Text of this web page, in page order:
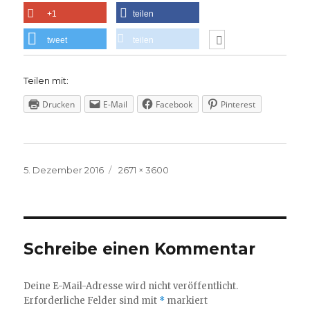
+1 teilen
tweet teilen
Teilen mit:
Drucken E-Mail Facebook Pinterest
Veröffentlicht
5. Dezember 2016
Volle
2671 × 3600
Schreibe einen Kommentar
Deine E-Mail-Adresse wird nicht veröffentlicht.
Erforderliche Felder sind mit * markiert